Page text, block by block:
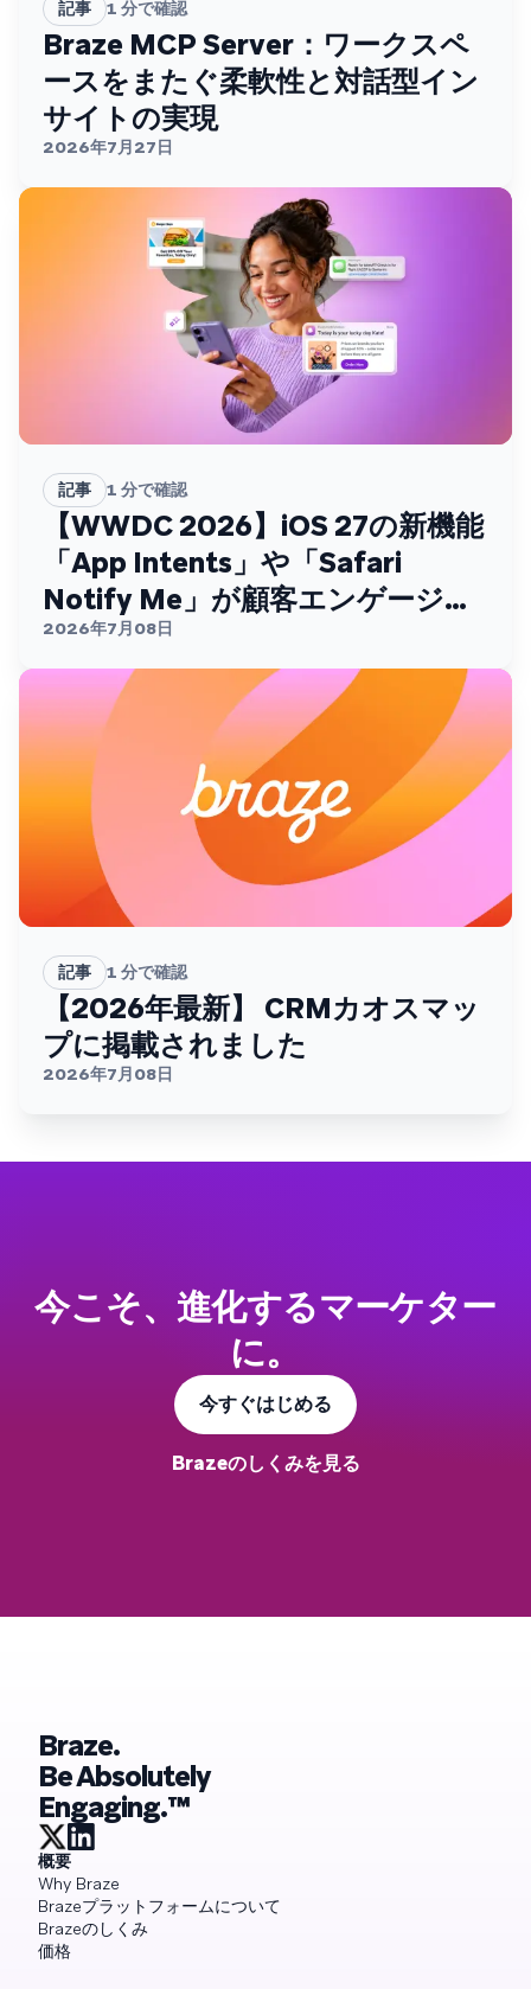
記事 1 分で確認
Braze MCP Server：ワークスペ
ースをまたぐ柔軟性と対話型イン
サイトの実現
2026年7月27日
記事 1 分で確認
【WWDC 2026】iOS 27の新機能
「App Intents」や「Safari
Notify Me」が顧客エンゲージメ
ントを変える
2026年7月08日
記事 1 分で確認
【2026年最新】 CRMカオスマッ
プに掲載されました
2026年7月08日
今こそ、進化するマーケター
に。
今すぐはじめる
Brazeのしくみを見る
Braze.
Be Absolutely
Engaging.™
概要
Why Braze
Brazeプラットフォームについて
Brazeのしくみ
価格